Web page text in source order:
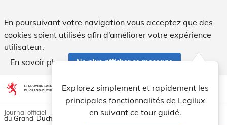
En poursuivant votre navigation vous acceptez que des
cookies soient utilisés afin d’améliorer votre expérience
utilisateur.
En savoir plus
Ne plus afficher ce message
Aller au contenu account_circle help Aide
Explorez simplement et rapidement les
principales fonctionnalités de Legilux
en suivant ce tour guidé.
light_mode dark_mode
Journal officiel
du Grand-Duché de Luxembourg